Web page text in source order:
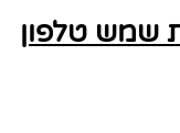
שמש טלפון